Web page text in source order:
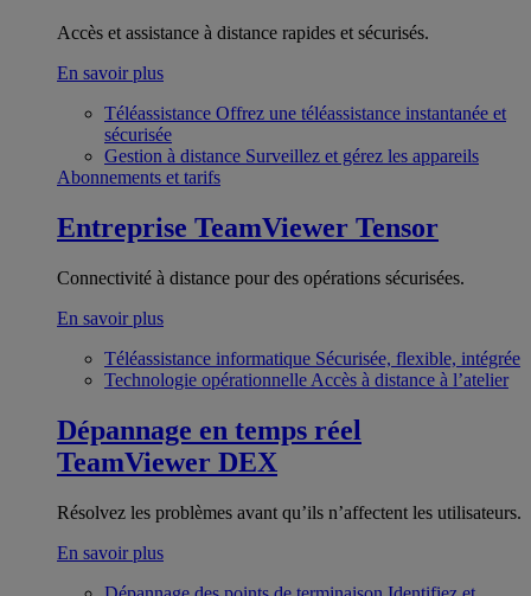
Accès et assistance à distance rapides et sécurisés.
En savoir plus
Téléassistance Offrez une téléassistance instantanée et
sécurisée
Gestion à distance Surveillez et gérez les appareils
Abonnements et tarifs
Entreprise TeamViewer Tensor
Connectivité à distance pour des opérations sécurisées.
En savoir plus
Téléassistance informatique Sécurisée, flexible, intégrée
Technologie opérationnelle Accès à distance à l’atelier
Dépannage en temps réel
TeamViewer DEX
Résolvez les problèmes avant qu’ils n’affectent les utilisateurs.
En savoir plus